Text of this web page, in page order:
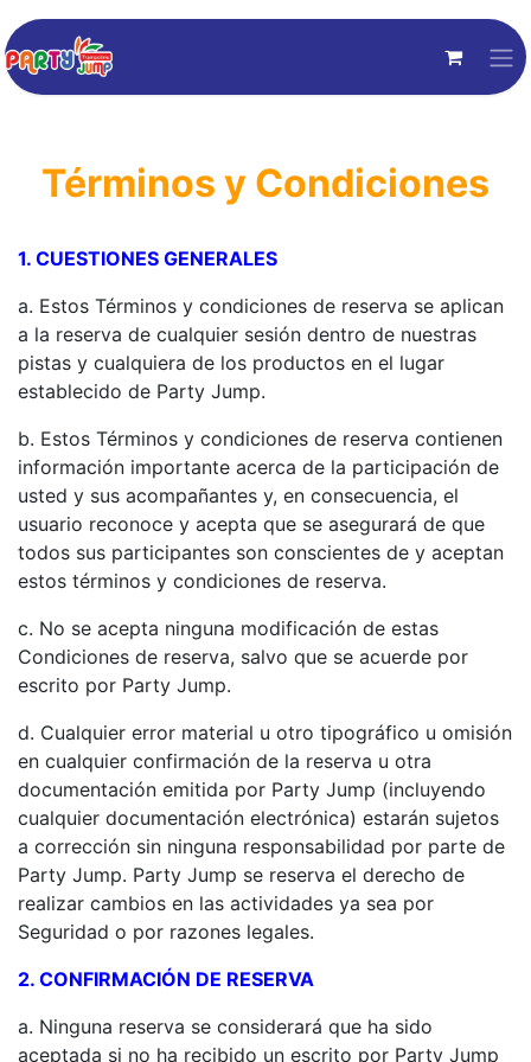
Términos y Condiciones
1. CUESTIONES GENERALES
a. Estos Términos y condiciones de reserva se aplican
a la reserva de cualquier sesión dentro de nuestras
pistas y cualquiera de los productos en el lugar
establecido de Party Jump.
b. Estos Términos y condiciones de reserva contienen
información importante acerca de la participación de
usted y sus acompañantes y, en consecuencia, el
usuario reconoce y acepta que se asegurará de que
todos sus participantes son conscientes de y aceptan
estos términos y condiciones de reserva.
c. No se acepta ninguna modificación de estas
Condiciones de reserva, salvo que se acuerde por
escrito por Party Jump.
d. Cualquier error material u otro tipográfico u omisión
en cualquier confirmación de la reserva u otra
documentación emitida por Party Jump (incluyendo
cualquier documentación electrónica) estarán sujetos
a corrección sin ninguna responsabilidad por parte de
Party Jump. Party Jump se reserva el derecho de
realizar cambios en las actividades ya sea por
Seguridad o por razones legales.
2. CONFIRMACIÓN DE RESERVA
a. Ninguna reserva se considerará que ha sido
aceptada si no ha recibido un escrito por Party Jump